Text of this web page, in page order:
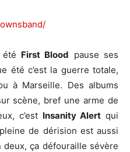
été First Blood pause ses
été c’est la guerre totale,
à Marseille. Des albums
scène, bref une arme de
c’est Insanity Alert qui
de dérision est aussi
ça défouraille sévère